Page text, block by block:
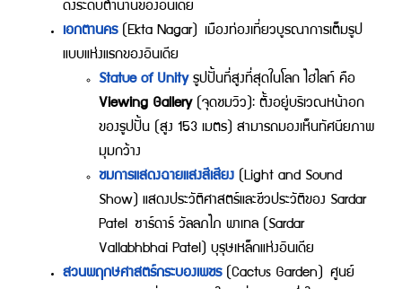
ดังระดับตำนานของอินเดีย
เอกตานคร(Ekta Nagar) เมืองท่องเที่ยวบูรณาการเต็มรูป
แบบแห่งแรกของอินเดีย
Statue of Unityรูปปั้นที่สูงที่สุดในโลก ไฮไลท์ คือ
Viewing Gallery(จุดชมวิว): ตั้งอยู่บริเวณหน้าอก
ของรูปปั้น (สูง 153 เมตร) สามารถมองเห็นทัศนียภาพ
มุมกว้าง
ชมการแสดงฉายแสงสีเสียง (Light and Sound
Show) แสดงประวัติศาสตร์และชีวประวัติของ Sardar
Patel ซาร์ดาร์ วัลลภไภ พาเทล (Sardar
Vallabhbhai Patel) บุรุษเหล็กแห่งอินเดีย
สวนพฤกษศาสตร์กระบองเพชร(Cactus Garden) ศูนย์